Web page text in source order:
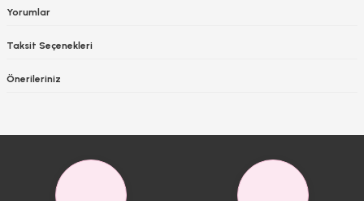
Yorumlar
Taksit Seçenekleri
Önerileriniz